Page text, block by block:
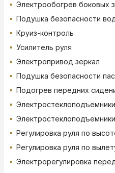
Электрообогрев боковых
Подушка безопасности
Круиз-контроль
Усилитель руля
Электропривод зеркал
Подушка безопасности
Подогрев передних
Регулировка руля по
Регулировка руля по
Электрорегулировка